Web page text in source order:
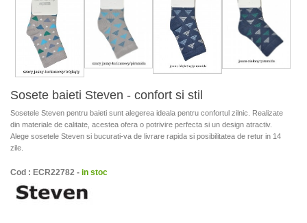
Sosete baieti Steven - confort si stil
Sosetele Steven pentru baieti sunt alegerea ideala pentru confortul zilnic. Realizate
din materiale de calitate, acestea ofera o potrivire perfecta si un design atractiv.
Alege sosetele Steven si bucurati-va de livrare rapida si posibilitatea de retur in 14
zile.
Cod : ECR22782 - in stoc